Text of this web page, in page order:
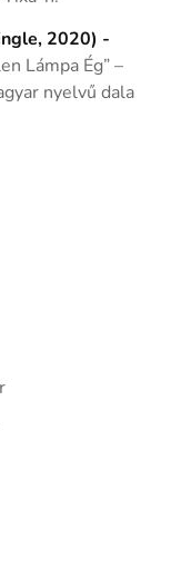
2020) -
Lámpa Ég” –
nyelvű dala